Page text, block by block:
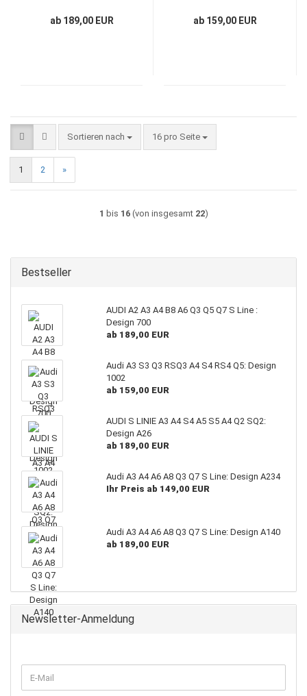
ab 189,00 EUR ab 159,00 EUR
Sortieren nach
Sortieren nach 16 pro Seite
pro Seite
1 2 »
1 bis 16(von insgesamt 22)
Bestseller
AUDI A2 A3 A4 B8 A6 Q3 Q5 Q7 S Line :
Design 700
ab 189,00 EUR
Audi A3 S3 Q3 RSQ3 A4 S4 RS4 Q5: Design
1002
ab 159,00 EUR
AUDI S LINIE A3 A4 S4 A5 S5 A4 Q2 SQ2:
Design A26
ab 189,00 EUR
Audi A3 A4 A6 A8 Q3 Q7 S Line: Design A234
Ihr Preis ab 149,00 EUR
Audi A3 A4 A6 A8 Q3 Q7 S Line: Design A140
ab 189,00 EUR
Newsletter-Anmeldung
ZUR
E-
Mail